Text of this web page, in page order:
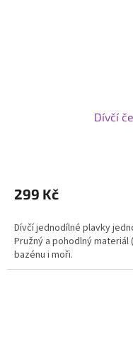
Dívčí
299 Kč
Dívčí jednodílné plavky
Pružný a pohodlný
bazénu i moři.